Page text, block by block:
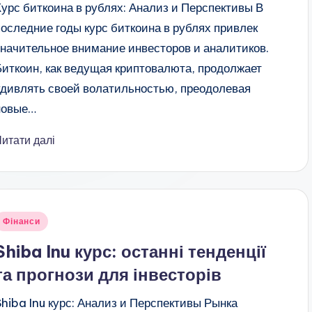
биткоина в рублях: Анализ и Перспективы В
годы курс биткоина в рублях привлек
внимание инвесторов и аналитиков.
как ведущая криптовалюта, продолжает
своей волатильностью, преодолевая
далі
Фінанси
Inu курс: останні тенденції
прогнози для інвесторів
Inu курс: Анализ и Перспективы Рынка